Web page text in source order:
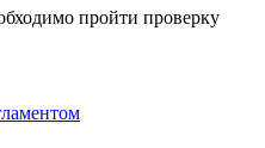
пройти проверку